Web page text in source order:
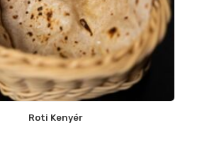
Roti Kenyér